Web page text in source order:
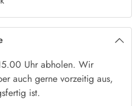
Uhr abholen. Wir
auch gerne vorzeitig aus,
ist.